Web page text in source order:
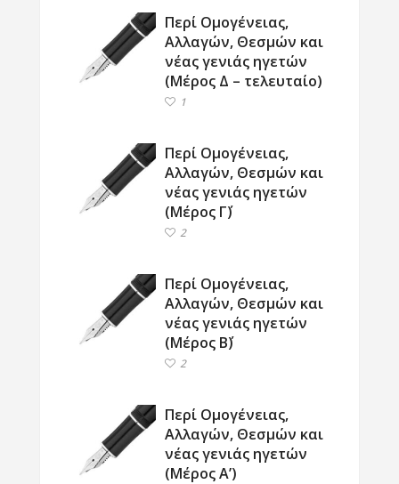
Περί Ομογένειας,
Αλλαγών, Θεσμών και
νέας γενιάς ηγετών
(Μέρος Δ – τελευταίο)
1
Περί Ομογένειας,
Αλλαγών, Θεσμών και
νέας γενιάς ηγετών
(Μέρος Γ΄)
2
Περί Ομογένειας,
Αλλαγών, Θεσμών και
νέας γενιάς ηγετών
(Μέρος Β΄)
2
Περί Ομογένειας,
Αλλαγών, Θεσμών και
νέας γενιάς ηγετών
(Μέρος Α’)